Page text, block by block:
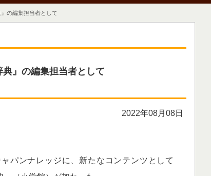
の編集担当者として
典』の編集担当者として
2022年08月08日
パンナレッジに、新たなコンテンツとして